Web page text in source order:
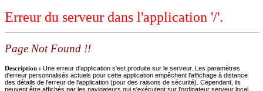
Erreur du serveur dans l'application '/'.
Page Not Found !!
Description : Une erreur d'application s'est produite sur le serveur. Les paramètres
d'erreur personnalisés actuels pour cette application empêchent l'affichage à distance
des détails de l'erreur de l'application (pour des raisons de sécurité). Cependant, ils
peuvent être affichés par les navigateurs qui s'exécutent sur l'ordinateur serveur local.